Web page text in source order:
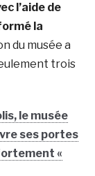
l’aide de
la
du musée a
trois
le musée
ses portes
«